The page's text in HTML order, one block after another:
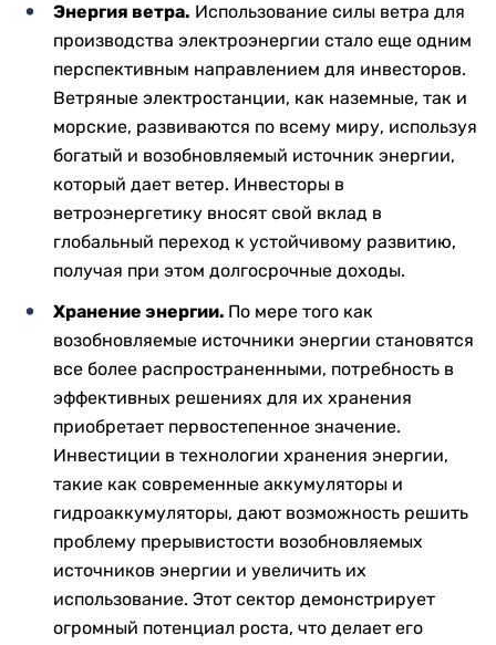
Энергия ветра. Использование силы ветра для
производства электроэнергии стало еще одним
перспективным направлением для инвесторов.
Ветряные электростанции, как наземные, так и
морские, развиваются по всему миру, используя
богатый и возобновляемый источник энергии,
который дает ветер. Инвесторы в
ветроэнергетику вносят свой вклад в
глобальный переход к устойчивому развитию,
получая при этом долгосрочные доходы.
Хранение энергии. По мере того как
возобновляемые источники энергии становятся
все более распространенными, потребность в
эффективных решениях для их хранения
приобретает первостепенное значение.
Инвестиции в технологии хранения энергии,
такие как современные аккумуляторы и
гидроаккумуляторы, дают возможность решить
проблему прерывистости возобновляемых
источников энергии и увеличить их
использование. Этот сектор демонстрирует
огромный потенциал роста, что делает его